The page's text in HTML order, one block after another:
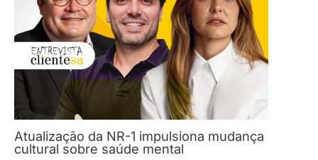
Atualização da NR-1 impulsiona mudança
cultural sobre saúde mental